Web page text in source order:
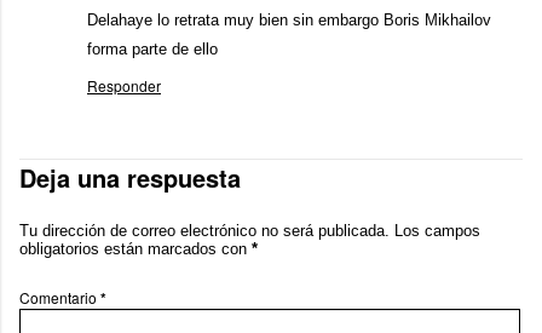
Delahaye lo retrata muy bien sin embargo Boris Mikhailov
forma parte de ello
Responder
Deja una respuesta
Tu dirección de correo electrónico no será publicada. Los campos
obligatorios están marcados con *
Comentario *